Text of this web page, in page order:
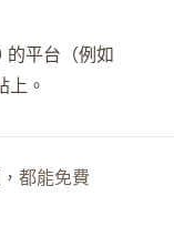
平台（例如
上。
都能免費